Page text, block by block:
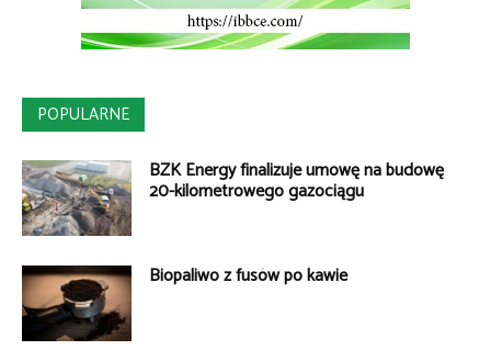
POPULARNE
BZK Energy finalizuje umowę na budowę
20-kilometrowego gazociągu
Biopaliwo z fusów po kawie